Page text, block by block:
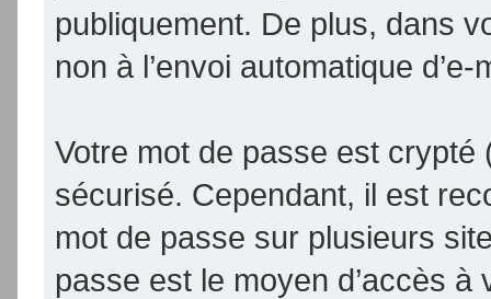
publiquement. De plus, dans
non à l’envoi automatique
Votre mot de passe est crypté
sécurisé. Cependant, il est
mot de passe sur plusieurs
passe est le moyen d’accès